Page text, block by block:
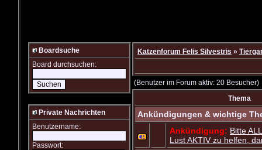
Boardsuche
Board durchsuchen:
Private Nachrichten
Benutzername:
Passwort:
Katzenforum Felis Silvestris »
(Benutzer im Forum aktiv: 20 Besucher)
Thema
Ankündigungen & wichtige
Ankündigung: Bitte
Lust AKTIV zu helfen,